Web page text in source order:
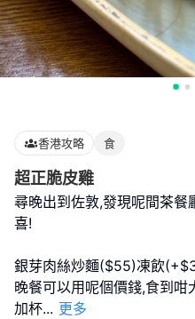
香港攻略 食
超正脆皮雞
尋晚出到佐敦,發現呢間茶餐
喜!
銀芽肉絲炒麵($55)凍飲
晚餐可以用呢個價錢,食到
加杯... 更多